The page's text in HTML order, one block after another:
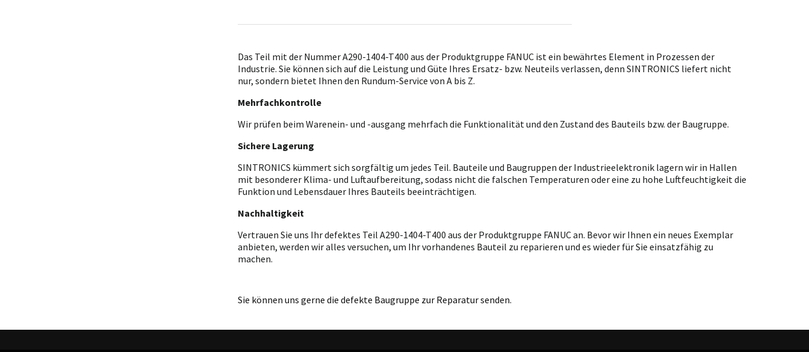
Das Teil mit der Nummer A290-1404-T400 aus der Produktgruppe FANUC ist ein bewährtes Element in Prozessen der
Industrie. Sie können sich auf die Leistung und Güte Ihres Ersatz- bzw. Neuteils verlassen, denn SINTRONICS liefert nicht
nur, sondern bietet Ihnen den Rundum-Service von A bis Z.
Mehrfachkontrolle
Wir prüfen beim Warenein- und -ausgang mehrfach die Funktionalität und den Zustand des Bauteils bzw. der Baugruppe.
Sichere Lagerung
SINTRONICS kümmert sich sorgfältig um jedes Teil. Bauteile und Baugruppen der Industrieelektronik lagern wir in Hallen
mit besonderer Klima- und Luftaufbereitung, sodass nicht die falschen Temperaturen oder eine zu hohe Luftfeuchtigkeit die
Funktion und Lebensdauer Ihres Bauteils beeinträchtigen.
Nachhaltigkeit
Vertrauen Sie uns Ihr defektes Teil A290-1404-T400 aus der Produktgruppe FANUC an. Bevor wir Ihnen ein neues Exemplar
anbieten, werden wir alles versuchen, um Ihr vorhandenes Bauteil zu reparieren und es wieder für Sie einsatzfähig zu
machen.
Sie können uns gerne die defekte Baugruppe zur Reparatur senden.